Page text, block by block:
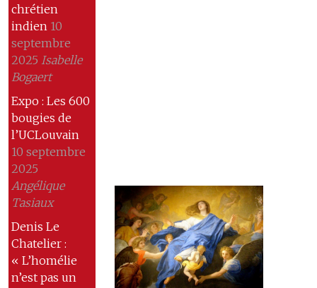
chrétien
indien 10
septembre
2025 Isabelle
Bogaert
Expo : Les 600
bougies de
l’UCLouvain
10 septembre
2025
Angélique
Tasiaux
Denis Le
Chatelier :
« L’homélie
n’est pas un